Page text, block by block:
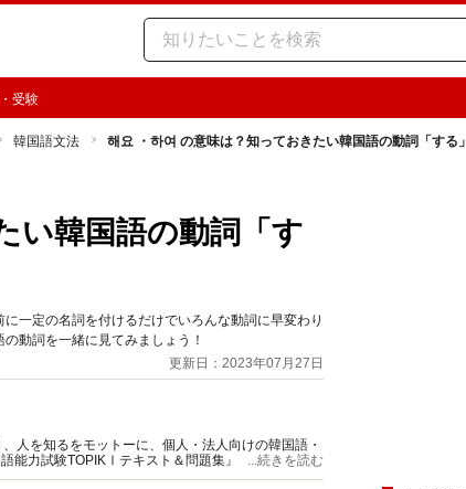
受験
韓国語文法 해요 ・하여 の意味は？知っておきたい韓国語の動詞「する」
い韓国語の動詞「す
一定の名詞を付けるだけでいろんな動詞に早変わり
動詞を一緒に見てみましょう！
更新日：2023年07月27日
人を知るをモットーに、個人・法人向けの韓国語・
能力試験TOPIKⅠテキスト＆問題集』『使える！伝
どがある。
...続きを読む